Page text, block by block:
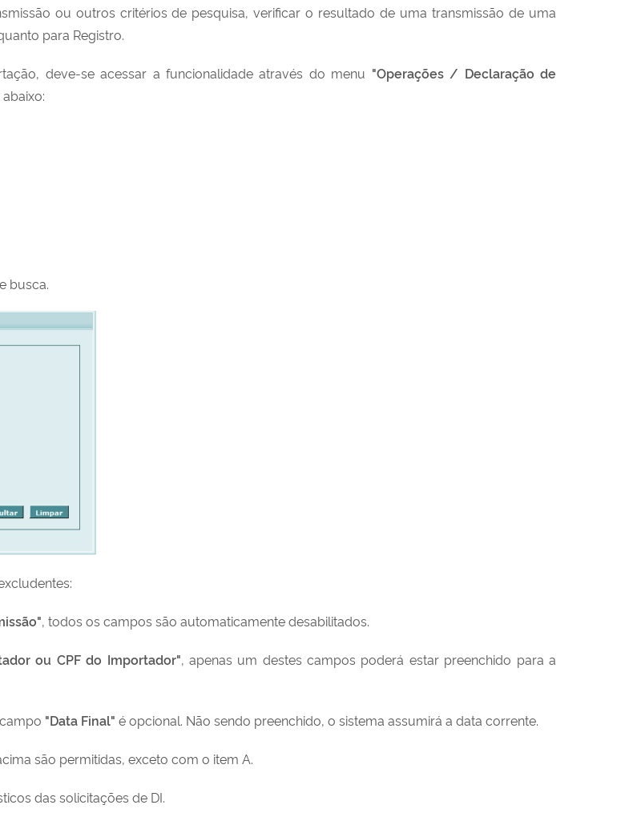
ou outros critérios de pesquisa, verificar o resultado de uma transmissão de uma
para Registro.
deve-se acessar a funcionalidade através do menu "Operações / Declaração de
busca.
, todos os campos são automaticamente desabilitados.
ou CPF do Importador", apenas um destes campos poderá estar preenchido para a
"Data Final" é opcional. Não sendo preenchido, o sistema assumirá a data corrente.
são permitidas, exceto com o item A.
das solicitações de DI.